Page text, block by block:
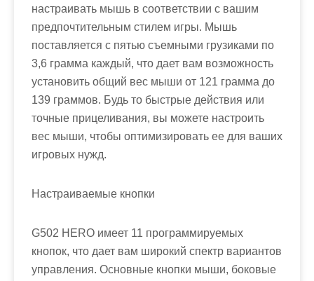
настраивать мышь в соответствии с вашим
предпочтительным стилем игры. Мышь
поставляется с пятью съемными грузиками по
3,6 грамма каждый, что дает вам возможность
установить общий вес мыши от 121 грамма до
139 граммов. Будь то быстрые действия или
точные прицеливания, вы можете настроить
вес мыши, чтобы оптимизировать ее для ваших
игровых нужд.
Настраиваемые кнопки
G502 HERO имеет 11 программируемых
кнопок, что дает вам широкий спектр вариантов
управления. Основные кнопки мыши, боковые